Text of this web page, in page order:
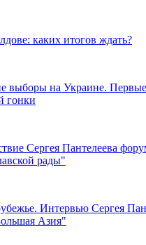
каких итогов ждать?
выборы на Украине.
гонки
Сергея Пантелеева
рады"
Интервью Сергея
Азия"